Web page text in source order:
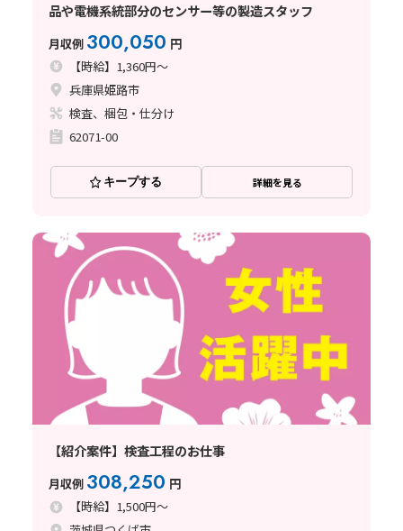
品や電機系統部分のセンサー等の製造スタッフ
月収例 300,050 円
【時給】1,360円～
兵庫県姫路市
検査、梱包・仕分け
62071-00
キープする 詳細を見る
【紹介案件】検査工程のお仕事
月収例 308,250 円
【時給】1,500円～